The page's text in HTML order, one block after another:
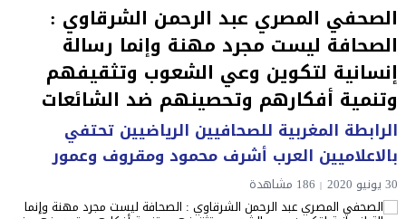
الصحفي المصري عبد الرحمن الشرقاوي :
الصحافة ليست مجرد مهنة وإنما رسالة
إنسانية لتكوين وعي الشعوب وتثقيفهم
وتنمية أفكارهم وتحصينهم ضد الشائعات
الرابطة المغربية للصحافيين الرياضيين تحتفي
بالاعلاميين العرب أشرف محمود ومقروف وعمور
30 يونيو 2020 186 مشاهدة